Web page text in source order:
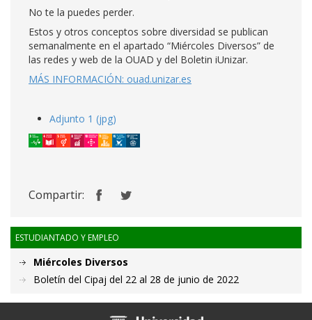
No te la puedes perder.
Estos y otros conceptos sobre diversidad se publican
semanalmente en el apartado “Miércoles Diversos” de
las redes y web de la OUAD y del Boletin iUnizar.
MÁS INFORMACIÓN: ouad.unizar.es
Adjunto 1 (jpg)
Compartir:
ESTUDIANTADO Y EMPLEO
Miércoles Diversos
Boletín del Cipaj del 22 al 28 de junio de 2022